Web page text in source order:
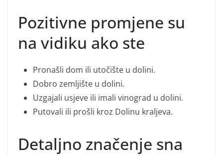
Pozitivne promjene su
na vidiku ako ste
Pronašli dom ili utočište u dolini.
Dobro zemljište u dolini.
Uzgajali usjeve ili imali vinograd u dolini.
Putovali ili prošli kroz Dolinu kraljeva.
Detaljno značenje sna